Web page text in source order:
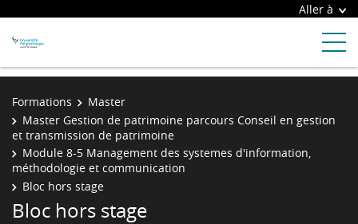
Aller à
Formations
Master
Master Gestion de patrimoine parcours Conseil en gestion
et transmission de patrimoine
Module 8-5 Management des systemes d'information,
méthodologie et communication
Bloc hors stage
Bloc hors stage